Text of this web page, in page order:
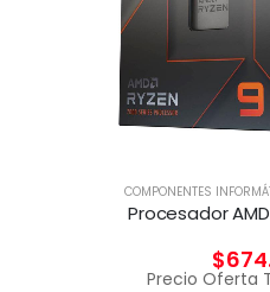
COMPONENTES
Procesador
$
Precio Oferta